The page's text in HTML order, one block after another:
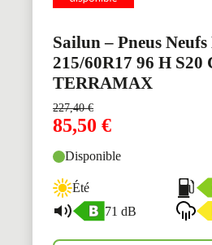
Sailun – Pneus Neufs
215/60R17 96 H S20
TERRAMAX
227,40€
85,50 €
Disponible
Été
71 dB